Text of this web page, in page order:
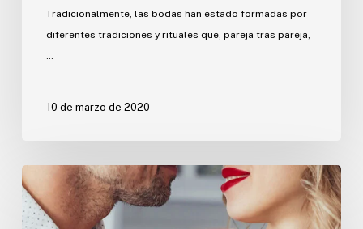
Tradicionalmente, las bodas han estado formadas por
diferentes tradiciones y rituales que, pareja tras pareja,
…
10 de marzo de 2020
Cómo
sorprender
a